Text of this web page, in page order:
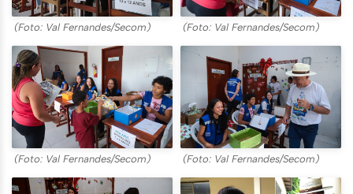
(Foto: Val Fernandes/Secom) (Foto: Val Fernandes/Secom)
(Foto: Val Fernandes/Secom) (Foto: Val Fernandes/Secom)